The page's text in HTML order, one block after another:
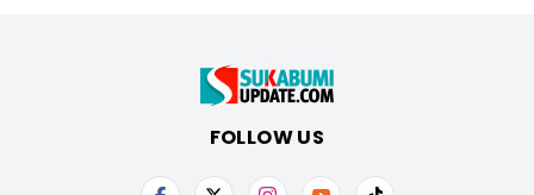
FOLLOW US